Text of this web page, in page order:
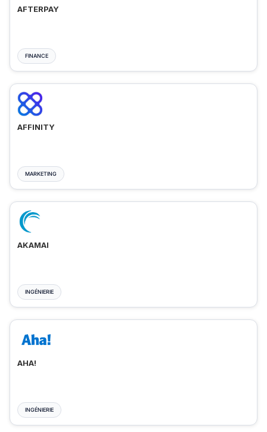
AFTERPAY
FINANCE
AFFINITY
MARKETING
AKAMAI
INGÉNIERIE
AHA!
INGÉNIERIE